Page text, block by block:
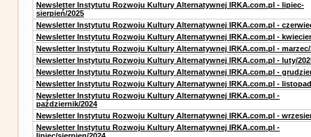
Newsletter Instytutu Rozwoju Kultury Alternatywnej IRKA.com.pl - lipiec-
sierpień/2025
Newsletter Instytutu Rozwoju Kultury Alternatywnej IRKA.com.pl -
Newsletter Instytutu Rozwoju Kultury Alternatywnej IRKA.com.pl -
Newsletter Instytutu Rozwoju Kultury Alternatywnej IRKA.com.pl - marzec/
Newsletter Instytutu Rozwoju Kultury Alternatywnej IRKA.com.pl - luty/
Newsletter Instytutu Rozwoju Kultury Alternatywnej IRKA.com.pl -
Newsletter Instytutu Rozwoju Kultury Alternatywnej IRKA.com.pl -
Newsletter Instytutu Rozwoju Kultury Alternatywnej IRKA.com.pl -
październik/2024
Newsletter Instytutu Rozwoju Kultury Alternatywnej IRKA.com.pl -
Newsletter Instytutu Rozwoju Kultury Alternatywnej IRKA.com.pl -